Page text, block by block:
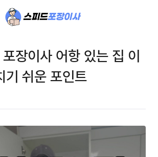
장이사 어항 있는 집 이
기 쉬운 포인트